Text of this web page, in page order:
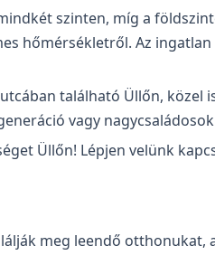
szinten, míg a
hőmérsékletről. Az
található Üllőn, közel
vagy
Üllőn! Lépjen velünk
meg leendő otthonukat,